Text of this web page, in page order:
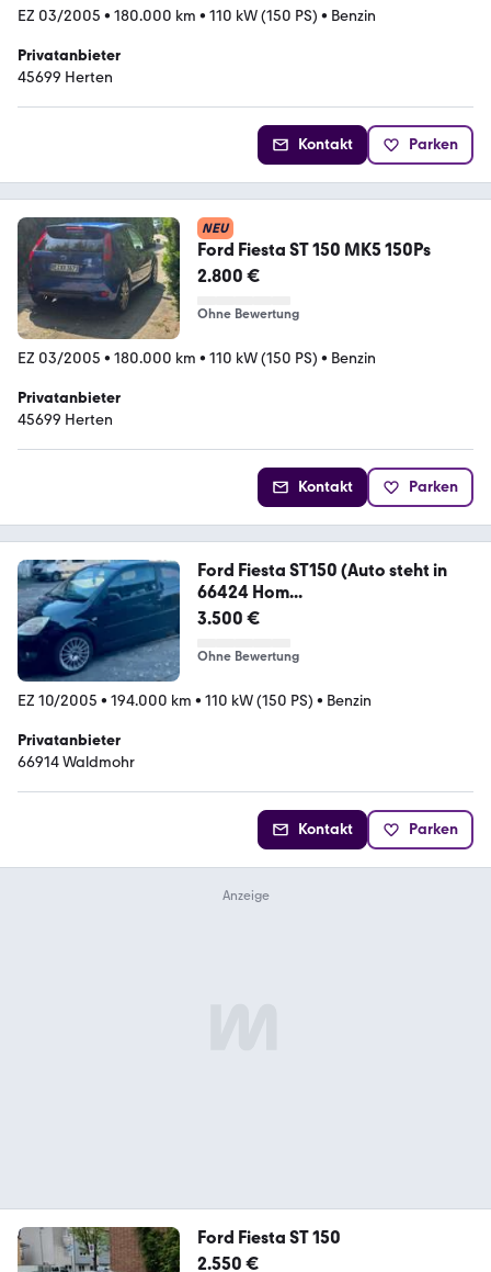
EZ 03/2005 • 180.000 km • 110 kW (150 PS) • Benzin
Privatanbieter
45699 Herten
Kontakt Parken
NEU
Ford Fiesta ST 150 MK5 150Ps
2.800 €
Ohne Bewertung
EZ 03/2005 • 180.000 km • 110 kW (150 PS) • Benzin
Privatanbieter
45699 Herten
Kontakt Parken
Ford Fiesta ST150 (Auto steht in
66424 Hom...
3.500 €
Ohne Bewertung
EZ 10/2005 • 194.000 km • 110 kW (150 PS) • Benzin
Privatanbieter
66914 Waldmohr
Kontakt Parken
Ford Fiesta ST 150
2.550 €